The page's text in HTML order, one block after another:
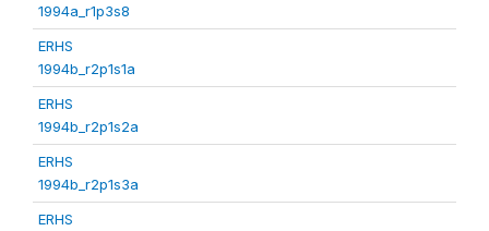
1994a_r1p3s8
ERHS
1994b_r2p1s1a
ERHS
1994b_r2p1s2a
ERHS
1994b_r2p1s3a
ERHS